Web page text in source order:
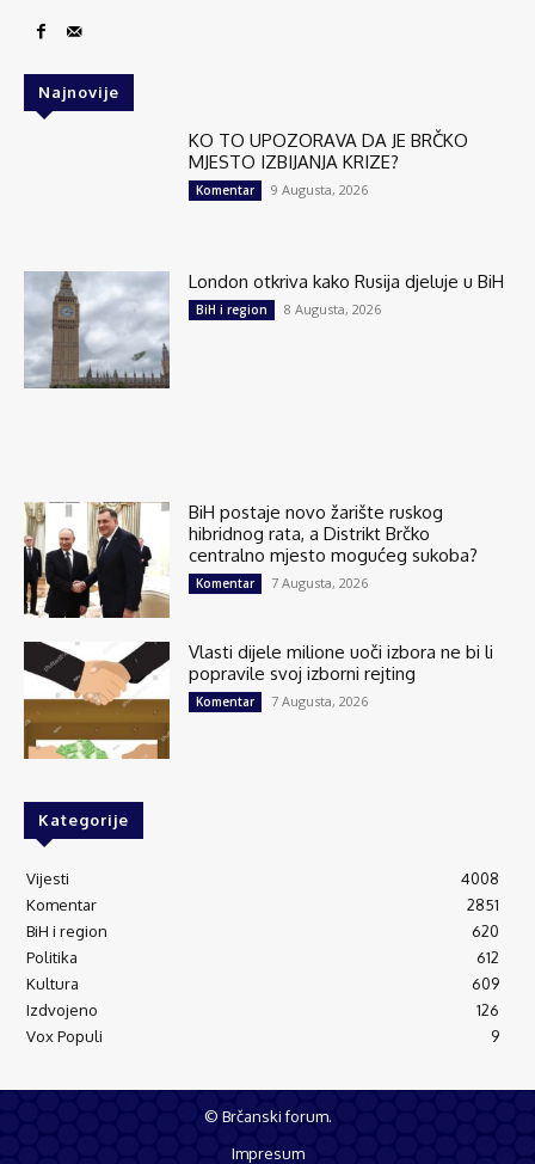
Najnovije
KO TO UPOZORAVA DA JE BRČKO
MJESTO IZBIJANJA KRIZE?
Komentar 9 Augusta, 2026
London otkriva kako Rusija djeluje u BiH
BiH i region 8 Augusta, 2026
BiH postaje novo žarište ruskog
hibridnog rata, a Distrikt Brčko
centralno mjesto mogućeg sukoba?
Komentar 7 Augusta, 2026
Vlasti dijele milione uoči izbora ne bi li
popravile svoj izborni rejting
Komentar 7 Augusta, 2026
Kategorije
Vijesti
4008
Komentar
2851
BiH i region
620
Politika
612
Kultura
609
Izdvojeno
126
Vox Populi
9
© Brčanski forum.
Impresum